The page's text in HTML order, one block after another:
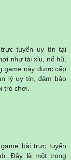
tuyến uy tín tại
như tài xỉu, nổ hũ,
game này được cấp
lý uy tín, đảm bảo
trò chơi.
bài trực tuyến
Đây là một trong